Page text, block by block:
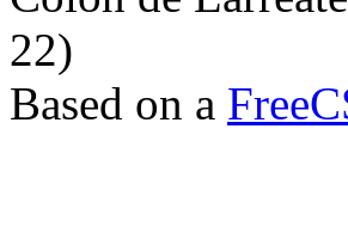
22)
Based on a